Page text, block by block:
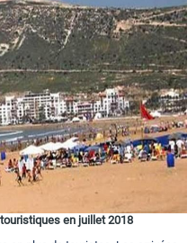
en juillet 2018